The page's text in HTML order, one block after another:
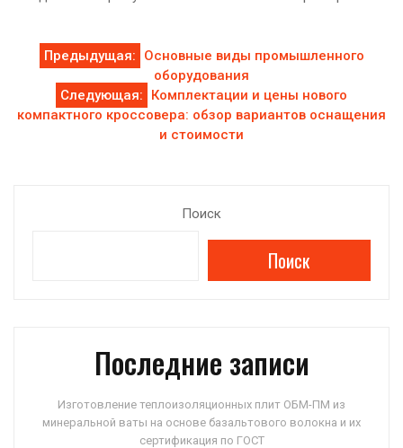
Навигация
записям
Предыдущая:
Основные виды промышленного
оборудования
Следующая:
Комплектации и цены нового
компактного кроссовера: обзор вариантов оснащения
и стоимости
Поиск
Поиск
Последние записи
Изготовление теплоизоляционных плит ОБМ-ПМ из
минеральной ваты на основе базальтового волокна и их
сертификация по ГОСТ